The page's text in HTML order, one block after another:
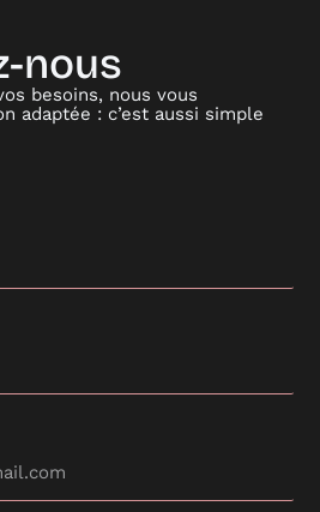
nous
besoins, nous vous
adaptée : c’est aussi simple